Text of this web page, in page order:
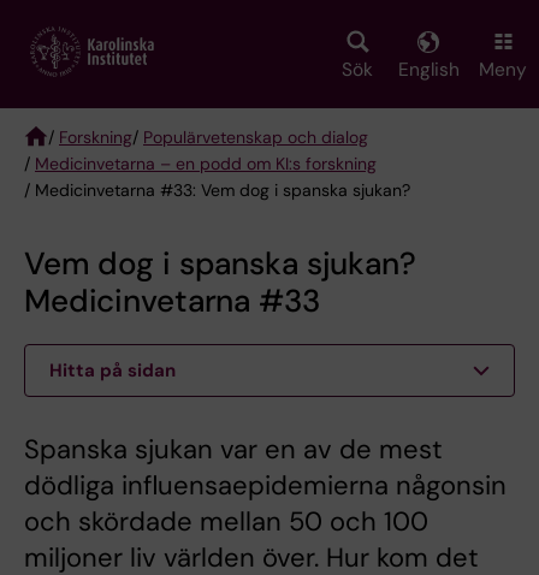
main
Sök English Meny
Breadcrumb
/ Forskning/ Populärvetenskap och dialog
/ Medicinvetarna – en podd om KI:s forskning
/ Medicinvetarna #33: Vem dog i spanska sjukan?
Vem dog i spanska sjukan?
Medicinvetarna #33
Hitta på sidan
Spanska sjukan var en av de mest
dödliga influensaepidemierna någonsin
och skördade mellan 50 och 100
miljoner liv världen över. Hur kom det